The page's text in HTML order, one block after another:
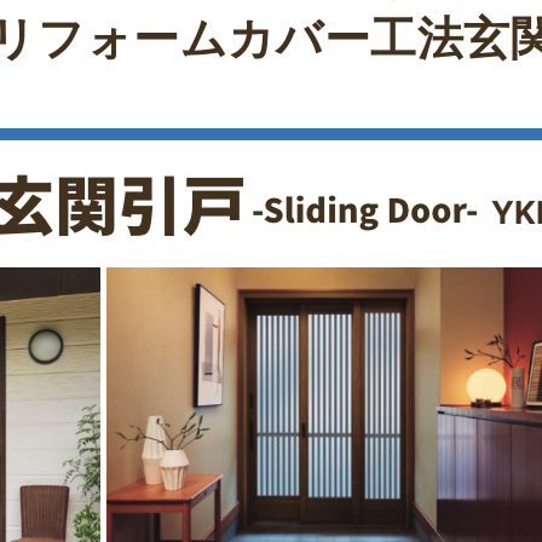
フォームカバー工法玄